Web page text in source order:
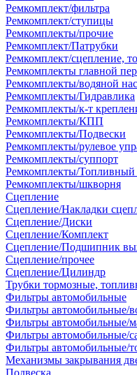
Ремкомплект/фильтра
Ремкомплект/ступицы
Ремкомплекты/прочие
Ремкомплект/Патрубки
Ремкомплект/сцепление,
Ремкомплекты главной
Ремкомплекты/водяной
Ремкомплекты/Гидравлика
Ремкомплекты/к-т
Ремкомплекты/КПП
Ремкомплекты/Подвески
Ремкомплекты/рулевое
Ремкомплекты/суппорт
Ремкомплекты/Топливный
Ремкомплекты/шкворня
Сцепление
Сцепление/Накладки
Сцепление/Диски
Сцепление/Комплект
Сцепление/Подшипник
Сцепление/прочее
Сцепление/Цилиндр
Трубки тормозные,
Фильтры автомобильные
Фильтры автомобильные/
Фильтры автомобильные/
Фильтры автомобильные/
Фильтры автомобильные/
Механизмы закрывания
Подвеска